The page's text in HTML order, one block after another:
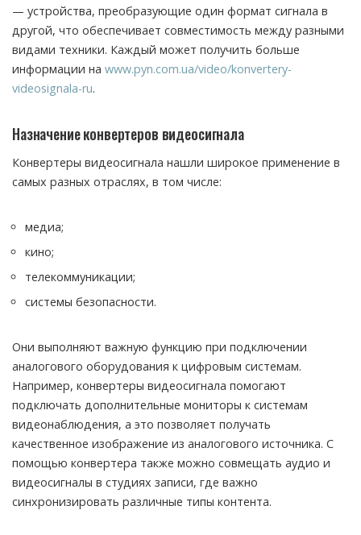
— устройства, преобразующие один формат сигнала в
другой, что обеспечивает совместимость между разными
видами техники. Каждый может получить больше
информации на www.pyn.com.ua/video/konvertery-
videosignala-ru.
Назначение конвертеров видеосигнала
Конвертеры видеосигнала нашли широкое применение в
самых разных отраслях, в том числе:
медиа;
кино;
телекоммуникации;
системы безопасности.
Они выполняют важную функцию при подключении
аналогового оборудования к цифровым системам.
Например, конвертеры видеосигнала помогают
подключать дополнительные мониторы к системам
видеонаблюдения, а это позволяет получать
качественное изображение из аналогового источника. С
помощью конвертера также можно совмещать аудио и
видеосигналы в студиях записи, где важно
синхронизировать различные типы контента.